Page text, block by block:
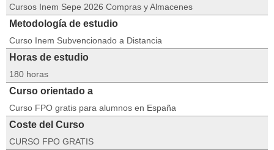
Cursos Inem Sepe 2026 Compras y Almacenes
Metodología de estudio
Curso Inem Subvencionado a Distancia
Horas de estudio
180 horas
Curso orientado a
Curso FPO gratis para alumnos en España
Coste del Curso
CURSO FPO GRATIS